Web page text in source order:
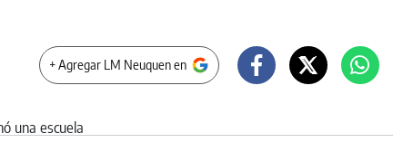
+ Agregar LM Neuquen en